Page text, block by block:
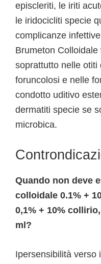
episcleriti, le iriti
le iridocicliti specie
complicanze
Brumeton
soprattutto nelle
foruncolosi e nelle
condotto uditivo
dermatiti specie se
microbica.
Quando non deve
colloidale 0.1% +
0,1% + 10%
ml?
Ipersensibilità verso